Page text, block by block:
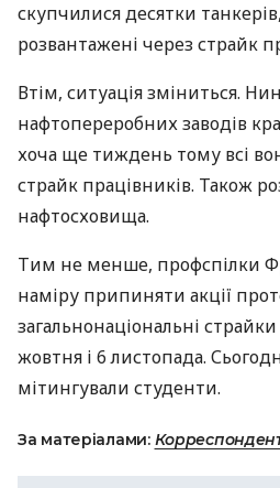
скупчилися десятки
розвантажені через страйк
Втім, ситуація зміниться.
нафтопереробних заводів
хоча ще тиждень тому всі
страйк працівників. Також
нафтосховища.
Тим не менше, профспілки
наміру припиняти акції
загальнонаціональні
жовтня і 6 листопада.
мітингували студенти.
За матеріалами: